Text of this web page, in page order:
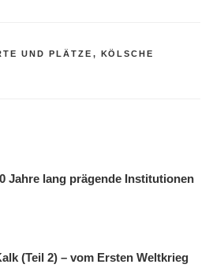
UND PLÄTZE , KÖLSCHE
Jahre lang prägende Institutionen
(Teil 2) – vom Ersten Weltkrieg